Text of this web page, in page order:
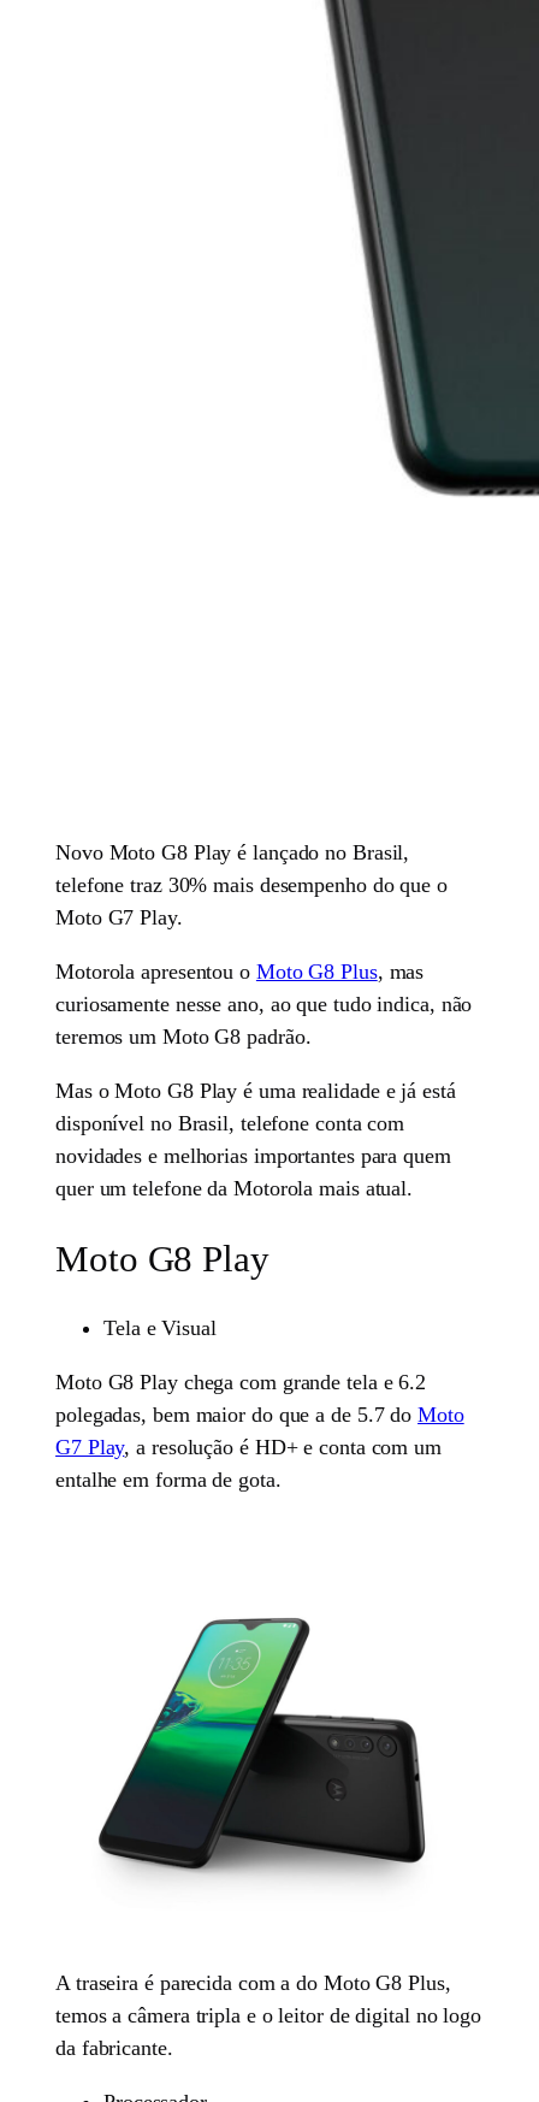
Novo Moto G8 Play é lançado no Brasil,
telefone traz 30% mais desempenho do que o
Moto G7 Play.
Motorola apresentou o Moto G8 Plus, mas
curiosamente nesse ano, ao que tudo indica, não
teremos um Moto G8 padrão.
Mas o Moto G8 Play é uma realidade e já está
disponível no Brasil, telefone conta com
novidades e melhorias importantes para quem
quer um telefone da Motorola mais atual.
Moto G8 Play
Tela e Visual
Moto G8 Play chega com grande tela e 6.2
polegadas, bem maior do que a de 5.7 doMoto
G7 Play, a resolução é HD+ e conta com um
entalhe em forma de gota.
A traseira é parecida com a do Moto G8 Plus,
temos a câmera tripla e o leitor de digital no logo
da fabricante.